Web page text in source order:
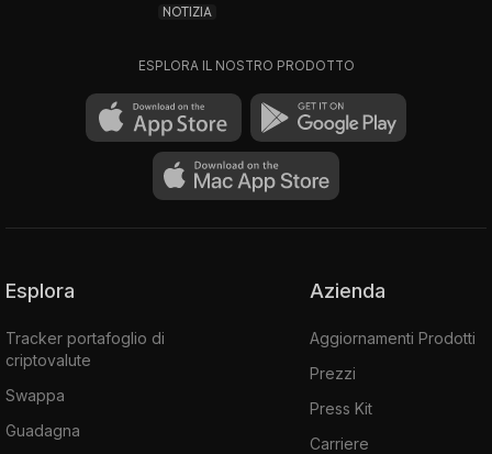
NOTIZIA
ESPLORA IL NOSTRO PRODOTTO
Esplora
Tracker portafoglio di
criptovalute
Swappa
Guadagna
Azienda
Aggiornamenti Prodotti
Prezzi
Press Kit
Carriere